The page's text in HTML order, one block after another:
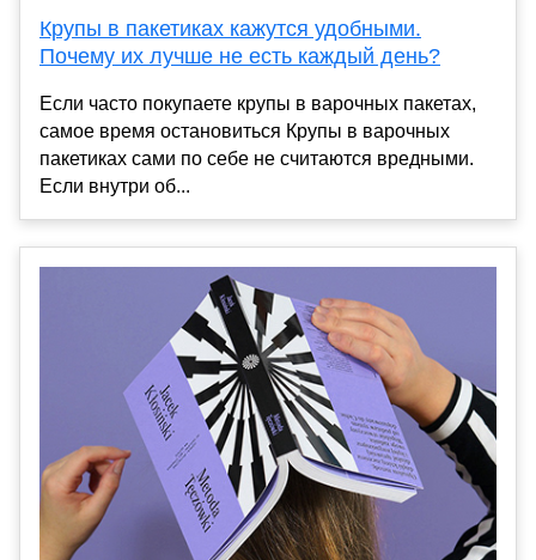
Крупы в пакетиках кажутся удобными.
Почему их лучше не есть каждый день?
Если часто покупаете крупы в варочных пакетах,
самое время остановиться Крупы в варочных
пакетиках сами по себе не считаются вредными.
Если внутри об...